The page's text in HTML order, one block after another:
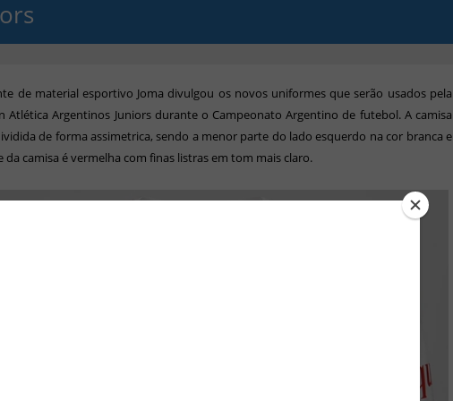
de material esportivo Joma divulgou os novos uniformes que serão usados pela
Atlética Argentinos Juniors durante o Campeonato Argentino de futebol. A camisa
de forma assimetrica, sendo a menor parte do lado esquerdo na cor branca e
da camisa é vermelha com finas listras em tom mais claro.